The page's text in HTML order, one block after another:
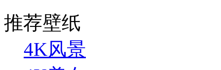
推荐壁纸
4K风景